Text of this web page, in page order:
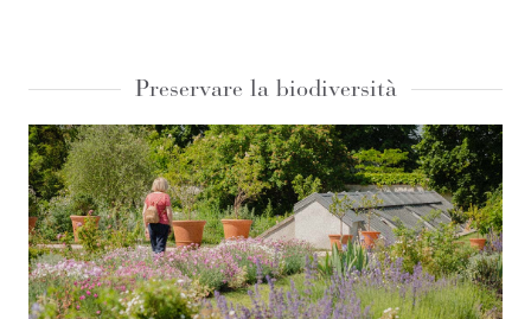
Preservare la biodiversità